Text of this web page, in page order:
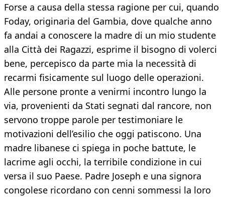
Forse a causa della stessa ragione per cui, quando
Foday, originaria del Gambia, dove qualche anno
fa andai a conoscere la madre di un mio studente
alla Città dei Ragazzi, esprime il bisogno di volerci
bene, percepisco da parte mia la necessità di
recarmi fisicamente sul luogo delle operazioni.
Alle persone pronte a venirmi incontro lungo la
via, provenienti da Stati segnati dal rancore, non
servono troppe parole per testimoniare le
motivazioni dell’esilio che oggi patiscono. Una
madre libanese ci spiega in poche battute, le
lacrime agli occhi, la terribile condizione in cui
versa il suo Paese. Padre Joseph e una signora
congolese ricordano con cenni sommessi la loro